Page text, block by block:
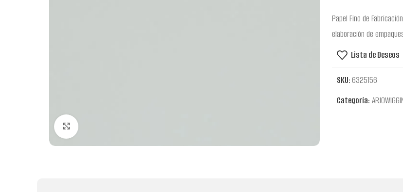
Papel Fino de
elaboración de
Lista de Deseos
SKU:6325156
Categoría: